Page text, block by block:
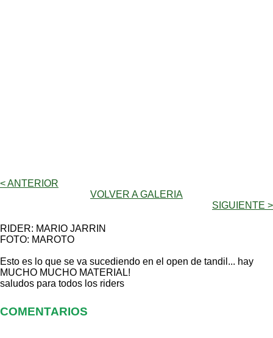
< ANTERIOR
VOLVER A GALERIA
SIGUIENTE >
RIDER: MARIO JARRIN
FOTO: MAROTO
Esto es lo que se va sucediendo en el open de tandil... hay
MUCHO MUCHO MATERIAL!
saludos para todos los riders
COMENTARIOS